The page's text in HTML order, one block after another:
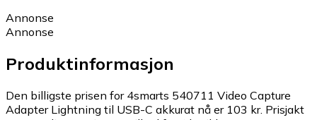
Annonse
Annonse
Produktinformasjon
Den billigste prisen for 4smarts 540711 Video Capture
Adapter Lightning til USB-C akkurat nå er 103 kr. Prisjakt